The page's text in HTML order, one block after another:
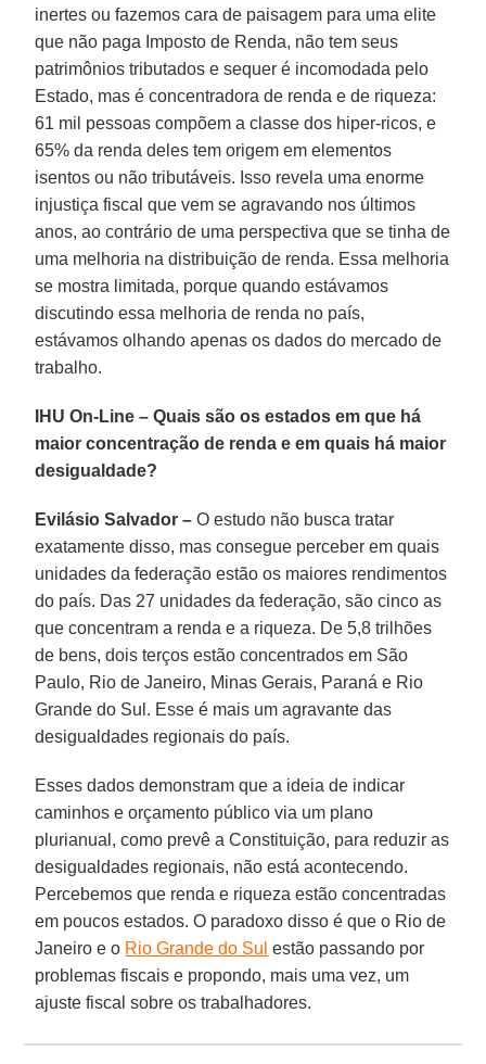
inertes ou fazemos cara de paisagem para uma elite
que não paga Imposto de Renda, não tem seus
patrimônios tributados e sequer é incomodada pelo
Estado, mas é concentradora de renda e de riqueza:
61 mil pessoas compõem a classe dos hiper-ricos, e
65% da renda deles tem origem em elementos
isentos ou não tributáveis. Isso revela uma enorme
injustiça fiscal que vem se agravando nos últimos
anos, ao contrário de uma perspectiva que se tinha de
uma melhoria na distribuição de renda. Essa melhoria
se mostra limitada, porque quando estávamos
discutindo essa melhoria de renda no país,
estávamos olhando apenas os dados do mercado de
trabalho.
IHU On-Line – Quais são os estados em que há
maior concentração de renda e em quais há maior
desigualdade?
Evilásio Salvador – O estudo não busca tratar
exatamente disso, mas consegue perceber em quais
unidades da federação estão os maiores rendimentos
do país. Das 27 unidades da federação, são cinco as
que concentram a renda e a riqueza. De 5,8 trilhões
de bens, dois terços estão concentrados em São
Paulo, Rio de Janeiro, Minas Gerais, Paraná e Rio
Grande do Sul. Esse é mais um agravante das
desigualdades regionais do país.
Esses dados demonstram que a ideia de indicar
caminhos e orçamento público via um plano
plurianual, como prevê a Constituição, para reduzir as
desigualdades regionais, não está acontecendo.
Percebemos que renda e riqueza estão concentradas
em poucos estados. O paradoxo disso é que o Rio de
Janeiro e o Rio Grande do Sul estão passando por
problemas fiscais e propondo, mais uma vez, um
ajuste fiscal sobre os trabalhadores.